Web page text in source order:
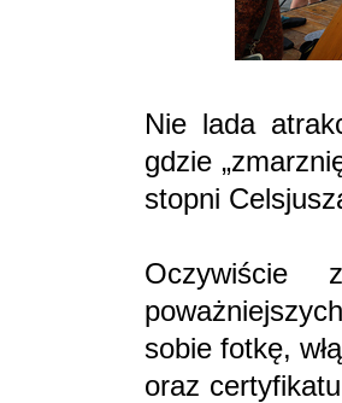
Nie lada
gdzie
stopni
Oczywiście
sobie fotkę,
oraz